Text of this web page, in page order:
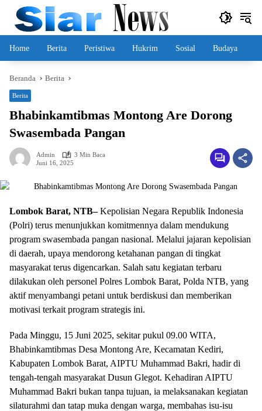
Langsung
konten
Home Berita Peristiwa Hukrim Sosial Budaya
Beranda Berita
Berita
Bhabinkamtibmas Montong Are Dorong
Swasembada Pangan
Admin
3 Min Baca
Juni 16, 2025
Lombok Barat, NTB–Kepolisian Negara Republik Indonesia
(Polri) terus menunjukkan komitmennya dalam mendukung
program swasembada pangan nasional. Melalui jajaran kepolisian
di daerah, upaya mendorong ketahanan pangan di tingkat
masyarakat terus digencarkan. Salah satu kegiatan terbaru
dilakukan oleh personel Polres Lombok Barat, Polda NTB, yang
aktif menyambangi petani untuk berdiskusi dan memberikan
motivasi terkait program strategis ini.
Pada Minggu, 15 Juni 2025, sekitar pukul 09.00 WITA,
Bhabinkamtibmas Desa Montong Are, Kecamatan Kediri,
Kabupaten Lombok Barat, AIPTU Muhammad Bakri, hadir di
tengah-tengah masyarakat Dusun Glegot. Kehadiran AIPTU
Muhammad Bakri bukan tanpa tujuan, ia melaksanakan kegiatan
silaturahmi dan tatap muka dengan warga, membahas isu-isu